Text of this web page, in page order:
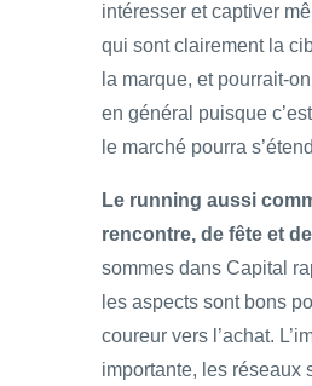
intéresser et captiver
qui sont clairement la
la marque, et pourrait-
en général puisque
le marché pourra
Le running aussi
rencontre, de fête et
sommes dans Capital
les aspects sont bons
coureur vers l’achat.
importante, les réseaux